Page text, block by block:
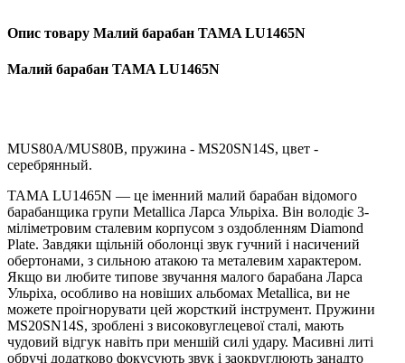
Опис товару Малий барабан TAMA LU1465N
Малий барабан TAMA LU1465N
MUS80A/MUS80B, пружина - MS20SN14S, цвет -
серебрянный.
TAMA LU1465N — це іменний малий барабан відомого
барабанщика групи Metallica Ларса Ульріха. Він володіє 3-
міліметровим сталевим корпусом з оздобленням Diamond
Plate. Завдяки щільній оболонці звук гучний і насичений
обертонами, з сильною атакою та металевим характером.
Якщо ви любите типове звучання малого барабана Ларса
Ульріха, особливо на новіших альбомах Metallica, ви не
можете проігнорувати цей жорсткий інструмент. Пружини
MS20SN14S, зроблені з високовуглецевої сталі, мають
чудовий відгук навіть при меншій силі удару. Масивні литі
обручі додатково фокусують звук і заокруглюють занадто